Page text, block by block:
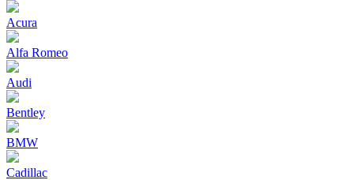
Acura
Alfa Romeo
Audi
Bentley
BMW
Cadillac